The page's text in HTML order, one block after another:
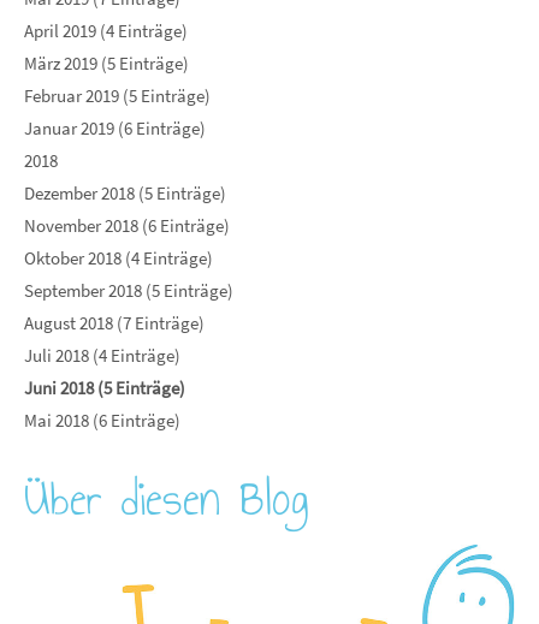
April 2019 (4 Einträge)
März 2019 (5 Einträge)
Februar 2019 (5 Einträge)
Januar 2019 (6 Einträge)
2018
Dezember 2018 (5 Einträge)
November 2018 (6 Einträge)
Oktober 2018 (4 Einträge)
September 2018 (5 Einträge)
August 2018 (7 Einträge)
Juli 2018 (4 Einträge)
Juni 2018 (5 Einträge)
Mai 2018 (6 Einträge)
Über diesen Blog